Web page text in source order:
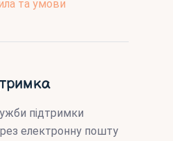
та умови
підтримки
електронну пошту